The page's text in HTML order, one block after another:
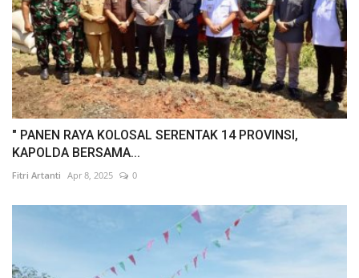
" PANEN RAYA KOLOSAL SERENTAK 14 PROVINSI,
KAPOLDA BERSAMA...
Fitri Artanti Apr 8, 2025 0